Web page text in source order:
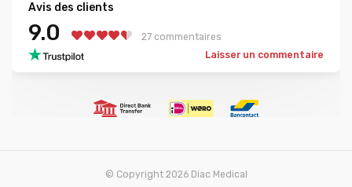
Avis des clients
9.0
27 commentaires
Laisser un commentaire
© Copyright 2026 Diac Medical